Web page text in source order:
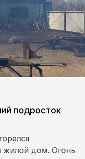
подросток
жилой дом. Огонь